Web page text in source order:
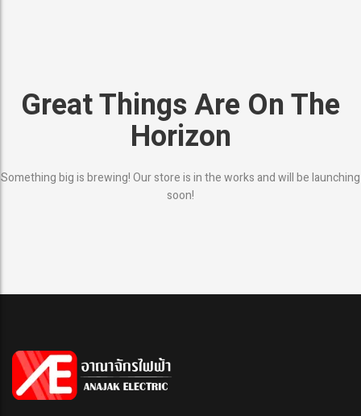
Great Things Are On The
Horizon
Something big is brewing! Our store is in the works and will be launching
soon!